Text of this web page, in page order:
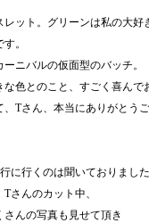
レット。グリーンは私の大好
。
ニバルの仮面型のバッチ。
色とのこと、すごく喜んで
Tさん、本当にありがとう
に行くのは聞いておりました
さんのカット中、
んの写真も見せて頂き